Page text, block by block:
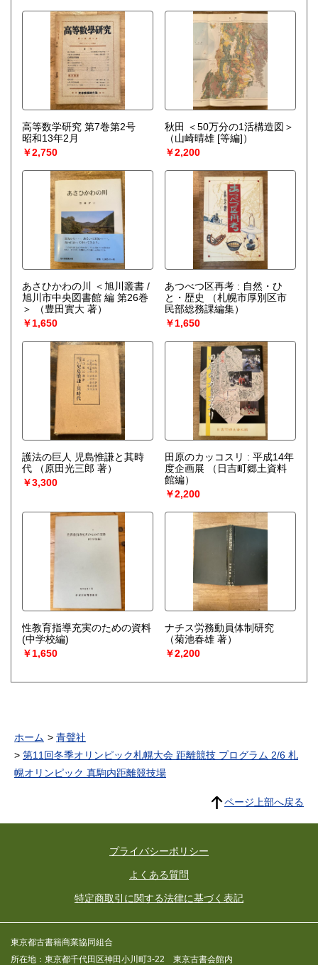
高等数学研究 第7巻第2号
昭和13年2月
￥2,750
秋田 ＜50万分の1活構造図＞
（山崎晴雄 [等編]）
￥2,200
あさひかわの川 ＜旭川叢書 /
旭川市中央図書館 編 第26巻
＞
（豊田實大 著）
￥1,650
あつべつ区再考 : 自然・ひ
と・歴史
（札幌市厚別区市
民部総務課編集）
￥1,650
護法の巨人 児島惟謙と其時
代
（原田光三郎 著）
￥3,300
田原のカッコスリ : 平成14年
度企画展
（日吉町郷土資料
館編）
￥2,200
性教育指導充実のための資料
(中学校編)
￥1,650
ナチス労務動員体制研究
（菊池春雄 著）
￥2,200
ホーム
青聲社
第11回冬季オリンピック札幌大会 距離競技 プログラム 2/6 札
幌オリンピック 真駒内距離競技場
ページ上部へ戻る
プライバシーポリシー
よくある質問
特定商取引に関する法律に基づく表記
東京都古書籍商業協同組合
所在地：東京都千代田区神田小川町3-22 東京古書会館内